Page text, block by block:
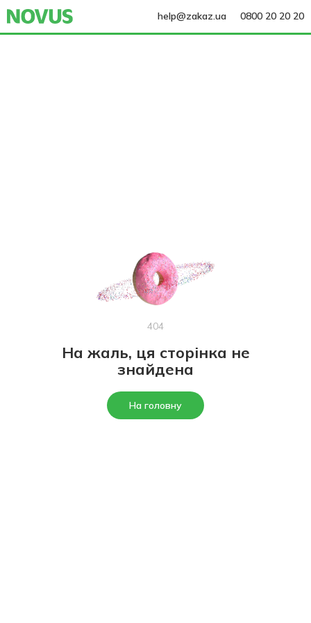
help@zakaz.ua 0800 20 20 20
404
На жаль, ця сторінка не
знайдена
На головну